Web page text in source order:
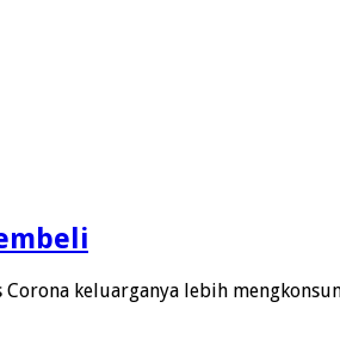
keluarganya lebih